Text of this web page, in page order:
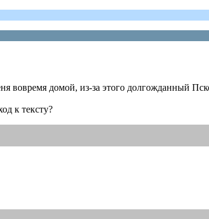
вовремя домой, из-за этого долгожданный
к тексту?